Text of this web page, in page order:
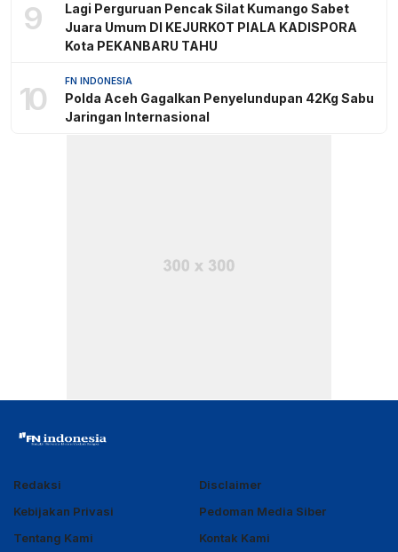
9
Lagi Perguruan Pencak Silat Kumango Sabet
Juara Umum DI KEJURKOT PIALA KADISPORA
Kota PEKANBARU TAHU
10 FN INDONESIA
Polda Aceh Gagalkan Penyelundupan 42Kg Sabu
Jaringan Internasional
Redaksi
Disclaimer
Kebijakan Privasi
Pedoman Media Siber
Tentang Kami
Kontak Kami